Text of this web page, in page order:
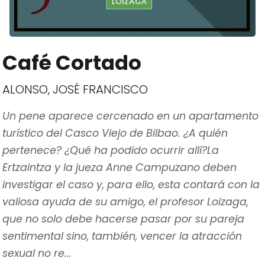
Café Cortado
ALONSO, JOSÉ FRANCISCO
Un pene aparece cercenado en un apartamento
turístico del Casco Viejo de Bilbao. ¿A quién
pertenece? ¿Qué ha podido ocurrir allí?La
Ertzaintza y la jueza Anne Campuzano deben
investigar el caso y, para ello, esta contará con la
valiosa ayuda de su amigo, el profesor Loizaga,
que no solo debe hacerse pasar por su pareja
sentimental sino, también, vencer la atracción
sexual no re...